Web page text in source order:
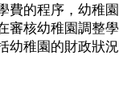
費的程序，幼稚
審核幼稚園調整
幼稚園的財政狀